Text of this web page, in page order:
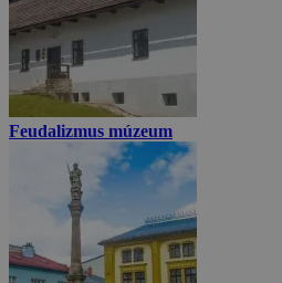
Feudalizmus múzeum